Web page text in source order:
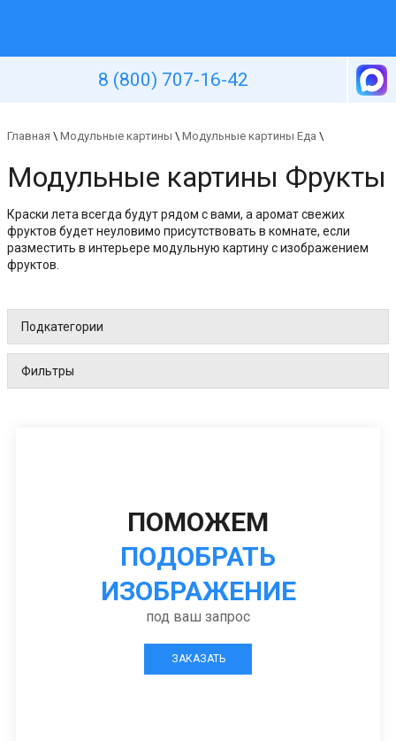
8 (800) 707-16-42
Главная \ Модульные картины \ Модульные картины Еда \
Модульные картины Фрукты
Краски лета всегда будут рядом с вами, а аромат свежих
фруктов будет неуловимо присутствовать в комнате, если
разместить в интерьере модульную картину с изображением
фруктов.
Подкатегории
Фильтры
ПОМОЖЕМ
ПОДОБРАТЬ
ИЗОБРАЖЕНИЕ
под ваш запрос
ЗАКАЗАТЬ